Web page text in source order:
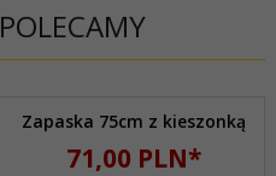
POLECAMY
Zapaska 75cm z kieszonką
71,00 PLN*